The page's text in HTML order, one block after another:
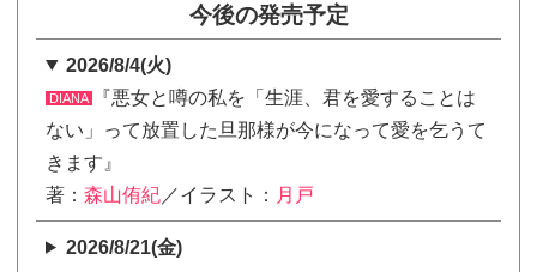
今後の発売予定
2026/8/4(火)
DIANA
『悪女と噂の私を「生涯、君を愛することは
ない」って放置した旦那様が今になって愛を乞うて
きます』
著： 森山侑紀 ／イラスト： 月戸
2026/8/21(金)